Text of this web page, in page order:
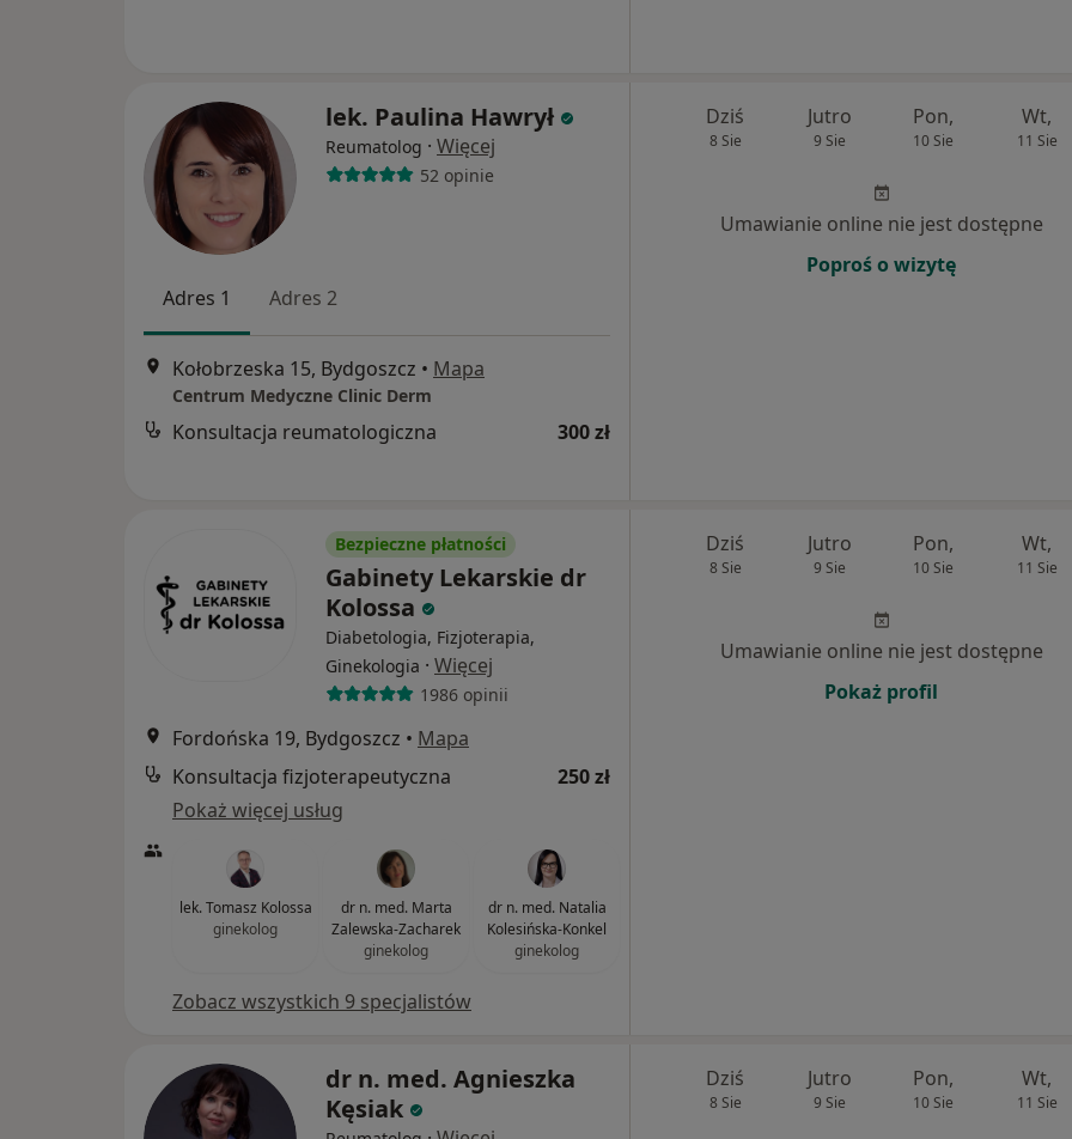
lek. Paulina Hawrył
Reumatolog · Więcej
52 opinie
Adres 1 Adres 2
Kołobrzeska 15, Bydgoszcz • Mapa
Centrum Medyczne Clinic Derm
Konsultacja reumatologiczna 300 zł
Dziś
8 Sie
Jutro
9 Sie
Pon,
10 Sie
Wt,
11 Sie
Umawianie online nie jest dostępne
Poproś o wizytę
Bezpieczne płatności
Gabinety Lekarskie dr
Kolossa
Diabetologia, Fizjoterapia,
Ginekologia · Więcej
1986 opinii
Fordońska 19, Bydgoszcz • Mapa
Konsultacja fizjoterapeutyczna
250 zł
Pokaż więcej usług
lek. Tomasz Kolossa
ginekolog
dr n. med. Marta
Zalewska-Zacharek
ginekolog
dr n. med. Natalia
Kolesińska-Konkel
ginekolog
Zobacz wszystkich 9 specjalistów
Dziś
8 Sie
Jutro
9 Sie
Pon,
10 Sie
Wt,
11 Sie
Umawianie online nie jest dostępne
Pokaż profil
dr n. med. Agnieszka
Kęsiak
Dziś
8 Sie
Jutro
9 Sie
Pon,
10 Sie
Wt,
11 Sie